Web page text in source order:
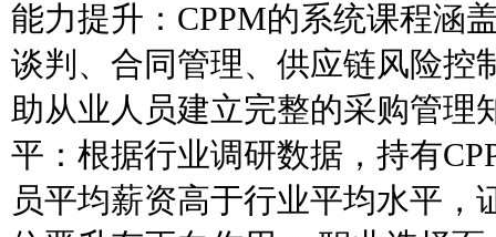
能力提升：CPPM的系统课程涵
谈判、合同管理、供应链风险控
助从业人员建立完整的采购管理
平：根据行业调研数据，持有
员平均薪资高于行业平均水平，